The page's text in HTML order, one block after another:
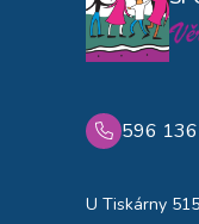
596
U Tiskárny